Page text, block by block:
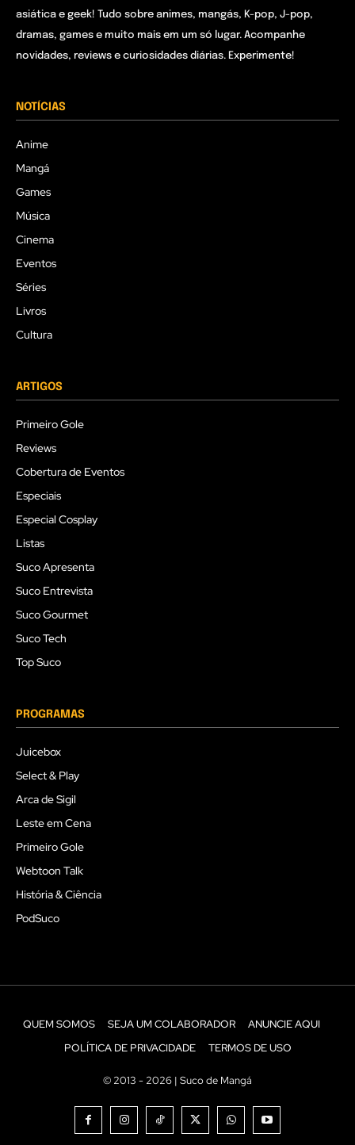
asiática e geek! Tudo sobre animes, mangás, K-pop, J-pop,
dramas, games e muito mais em um só lugar. Acompanhe
novidades, reviews e curiosidades diárias. Experimente!
NOTÍCIAS
Anime
Mangá
Games
Música
Cinema
Eventos
Séries
Livros
Cultura
ARTIGOS
Primeiro Gole
Reviews
Cobertura de Eventos
Especiais
Especial Cosplay
Listas
Suco Apresenta
Suco Entrevista
Suco Gourmet
Suco Tech
Top Suco
PROGRAMAS
Juicebox
Select & Play
Arca de Sigil
Leste em Cena
Primeiro Gole
Webtoon Talk
História & Ciência
PodSuco
QUEM SOMOS SEJA UM COLABORADOR
ANUNCIE AQUI
POLÍTICA DE PRIVACIDADE
TERMOS DE USO
© 2013 - 2026 | Suco de Mangá